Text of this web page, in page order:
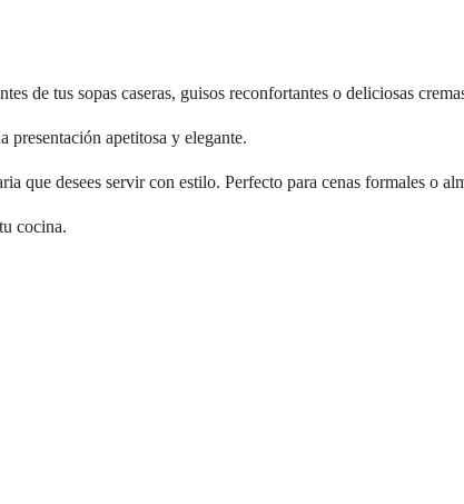
de tus sopas caseras, guisos reconfortantes o deliciosas
presentación apetitosa y elegante.
que desees servir con estilo. Perfecto para cenas formales o
cocina.